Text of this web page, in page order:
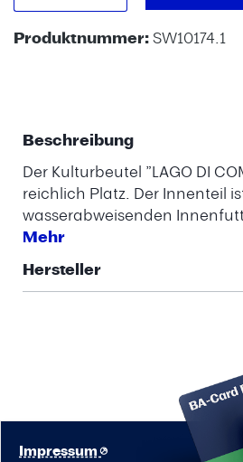
Produktnummer:SW10174.1
Beschreibung
Der Kulturbeutel ”LAGO DI
reichlich Platz. Der Innenteil
wasserabweisenden
Mehr
Hersteller
Impressum